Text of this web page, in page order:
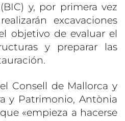
y, por primera vez
excavaciones
objetivo de evaluar el
y preparar las
Consell de Mallorca y
y Patrimonio, Antònia
«empieza a hacerse